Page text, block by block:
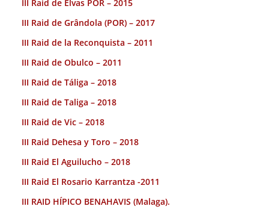
III Raid de Elvas POR – 2015
III Raid de Grândola (POR) – 2017
III Raid de la Reconquista – 2011
III Raid de Obulco – 2011
III Raid de Táliga – 2018
III Raid de Taliga – 2018
III Raid de Vic – 2018
III Raid Dehesa y Toro – 2018
III Raid El Aguilucho – 2018
III Raid El Rosario Karrantza -2011
III RAID HÍPICO BENAHAVIS (Malaga).